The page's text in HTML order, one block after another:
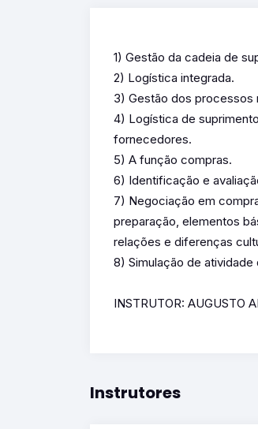
1) Gestão da cadeia de
2) Logística integrada.
3) Gestão dos processos
4) Logística de
fornecedores.
5) A função compras.
6) Identificação e
7) Negociação em
preparação, elementos
relações e diferenças
8) Simulação de
INSTRUTOR: AUGUSTO
Instrutores